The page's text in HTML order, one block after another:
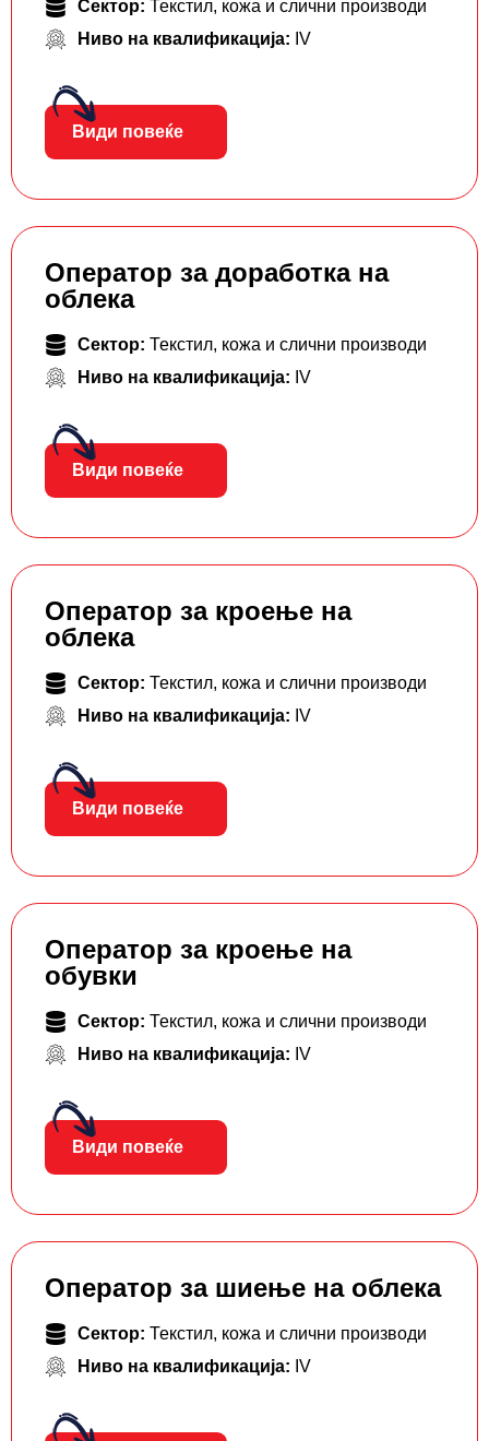
Сектор: Текстил, кожа и слични производи
Ниво на квалификација: IV
Види повеќе
Оператор за доработка на
облека
Сектор: Текстил, кожа и слични производи
Ниво на квалификација: IV
Види повеќе
Оператор за кроење на
облека
Сектор: Текстил, кожа и слични производи
Ниво на квалификација: IV
Види повеќе
Оператор за кроење на
обувки
Сектор: Текстил, кожа и слични производи
Ниво на квалификација: IV
Види повеќе
Оператор за шиење на облека
Сектор: Текстил, кожа и слични производи
Ниво на квалификација: IV